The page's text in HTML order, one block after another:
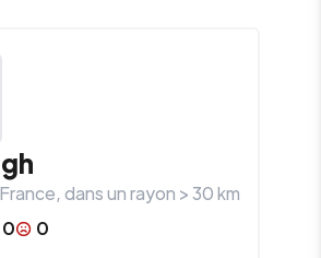
France, dans un rayon >30km
0
0